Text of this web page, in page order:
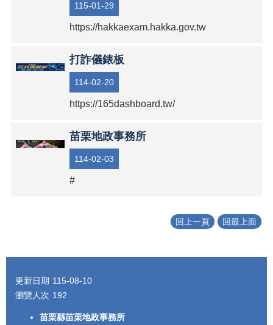
115-01-29
https://hakkaexam.hakka.gov.tw
打詐儀錶板
114-02-20
https://165dashboard.tw/
苗栗地政事務所
114-02-03
#
回上一頁 回最上面
:::
更新日期 115-08-10
瀏覽人次 192
苗栗縣苗栗地政事務所